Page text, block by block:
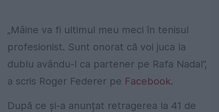
„Mâine va fi ultimul meu meci în tenisul
profesionist. Sunt onorat că voi juca la
dublu avându-l ca partener pe Rafa Nadal”,
a scris Roger Federer pe Facebook.
După ce și-a anunțat retragerea la 41 de